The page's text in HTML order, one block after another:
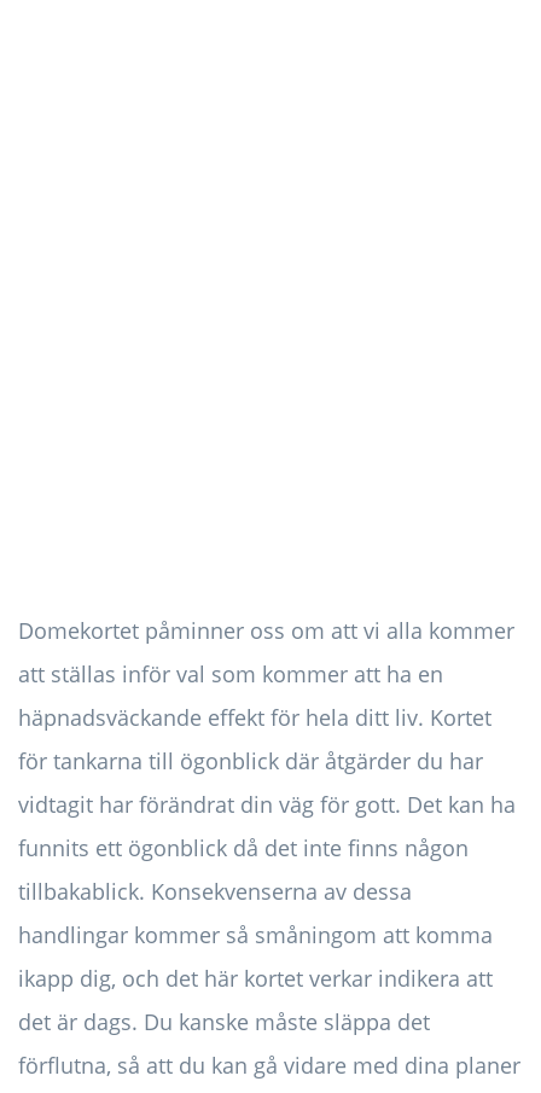
Domekortet påminner oss om att vi alla kommer
att ställas inför val som kommer att ha en
häpnadsväckande effekt för hela ditt liv. Kortet
för tankarna till ögonblick där åtgärder du har
vidtagit har förändrat din väg för gott. Det kan ha
funnits ett ögonblick då det inte finns någon
tillbakablick. Konsekvenserna av dessa
handlingar kommer så småningom att komma
ikapp dig, och det här kortet verkar indikera att
det är dags. Du kanske måste släppa det
förflutna, så att du kan gå vidare med dina planer